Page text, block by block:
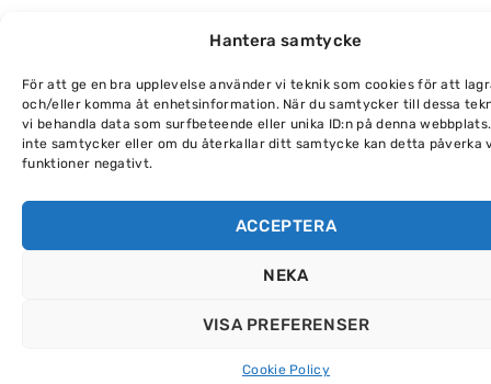
Hantera samtycke
För att ge en bra upplevelse använder vi teknik som cookies för att
och/eller komma åt enhetsinformation. När du samtycker till dessa
vi behandla data som surfbeteende eller unika ID:n på denna
inte samtycker eller om du återkallar ditt samtycke kan detta påverka
funktioner negativt.
ACCEPTERA
NEKA
VISA PREFERENSER
Cookie Policy